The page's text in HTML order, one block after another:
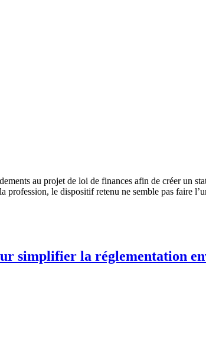
au projet de loi de finances afin de créer un
le dispositif retenu ne semble pas faire
simplifier la réglementation